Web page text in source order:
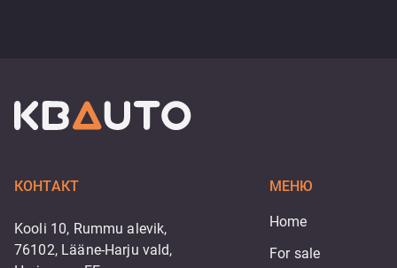
КОНТАКТ
Kooli 10, Rummu alevik,
76102, Lääne-Harju vald,
МЕНЮ
Home
For sale